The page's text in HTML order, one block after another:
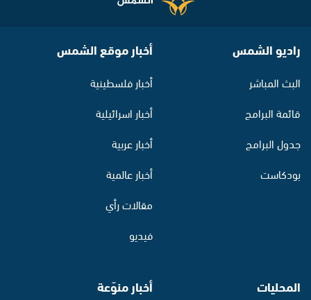
راديو الشمس
البث المباشر
قائمة البرامج
جدول البرامج
بودكاست
أخبار موقع الشمس
أخبار فلسطينية
أخبار اسرائيلية
أخبار عربية
أخبار عالمية
مقالات رأي
فيديو
المحليات أخبار منوّعة